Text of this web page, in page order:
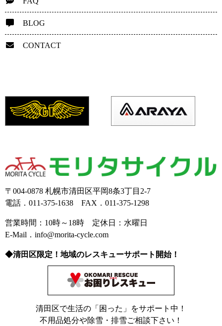
BLOG
CONTACT
〒004-0878 札幌市清田区平岡8条3丁目2-7
電話．011-375-1638 FAX．011-375-1298
営業時間：10時～18時 定休日：水曜日
E-Mail．info@morita-cycle.com
◆清田区限定！地域のレスキューサポート開始！
清田区で生活の「困った」をサポート中！
不用品処分や除雪・排雪ご相談下さい！